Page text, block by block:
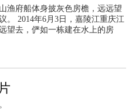
渔府船体身披灰色房檐，远远望
。 2014年6月3日，嘉陵江重庆江
望去，俨如一栋建在水上的房